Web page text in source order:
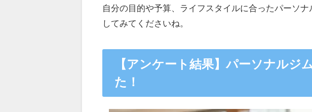
自分の目的や予算、ライフスタイルに合ったパーソ
してみてくださいね。
【アンケート結果】パーソナルジ
た！